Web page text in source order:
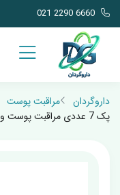
021 2290 6660
داروگردان مراقبت پوست
پک 7 عددی مراقبت پوست و مو آقایان